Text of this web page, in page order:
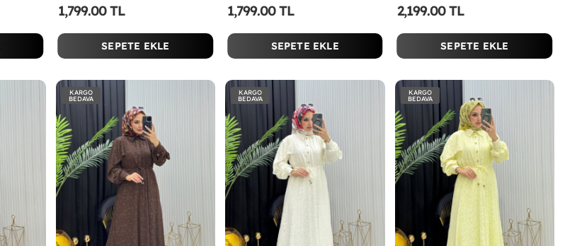
1,799.00 TL
SEPETE EKLE
1,799.00 TL
SEPETE EKLE
2,199.00 TL
SEPETE EKLE
KARGO
BEDAVA
KARGO
BEDAVA
KARGO
BEDAVA